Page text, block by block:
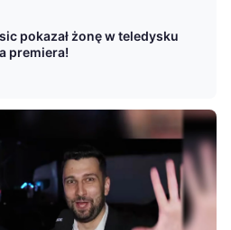
pokazał żonę w teledysku
premiera!